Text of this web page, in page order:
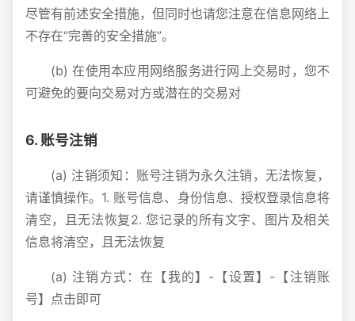
尽管有前述安全措施，但同时也请您注意在信息网络上
不存在“完善的安全措施”。
(b) 在使用本应用网络服务进行网上交易时，您不
可避免的要向交易对方或潜在的交易对
6. 账号注销
(a) 注销须知：账号注销为永久注销，无法恢复，
请谨慎操作。1. 账号信息、身份信息、授权登录信息将
清空，且无法恢复2. 您记录的所有文字、图片及相关
信息将清空，且无法恢复
(a) 注销方式：在【我的】-【设置】-【注销账
号】点击即可